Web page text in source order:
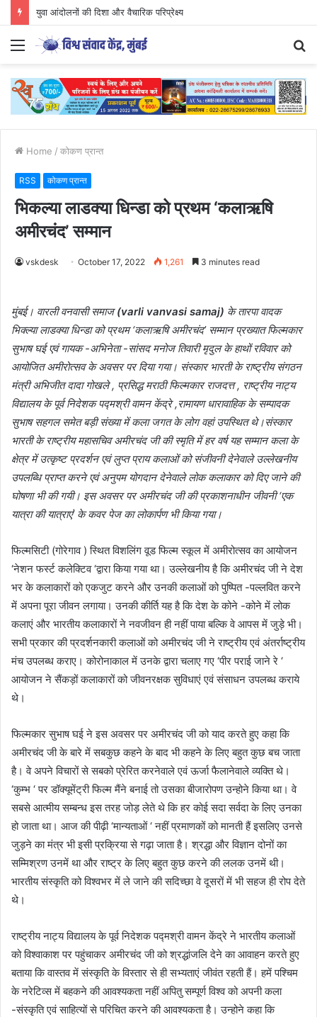
युवा आंदोलनों की दिशा और वैचारिक परिप्रेक्ष्य
Menu
Home / कोकण प्रान्त
RSS कोकण प्रान्त
भिकल्या लाडक्या धिन्डा को प्रथम ‘कलाऋषि
अमीरचंद’ सम्मान
vskdesk October 17, 2022 1,261 3 minutes read
मुंबई। वारली वनवासी समाज(varli vanvasi samaj) के तारपा वादक
भिक्ल्या लाडक्या धिन्डा को प्रथम ‘कलाऋषि अमीरचंद’ सम्मान प्रख्यात फिल्मकार
सुभाष घई एवं गायक -अभिनेता -सांसद मनोज तिवारी मृदुल के हाथों रविवार को
आयोजित अमीरोत्सव के अवसर पर दिया गया। संस्कार भारती के राष्ट्रीय संगठन
मंत्री अभिजीत दादा गोखले , प्रसिद्ध मराठी फिल्मकार राजदत्त , राष्ट्रीय नाट्य
विद्यालय के पूर्व निदेशक पद्मश्री वामन केंद्रे ,रामायण धारावाहिक के सम्पादक
सुभाष सहगल समेत बड़ी संख्या में कला जगत के लोग वहां उपस्थित थे।संस्कार
भारती के राष्ट्रीय महासचिव अमीरचंद जी की स्मृति में हर वर्ष यह सम्मान कला के
क्षेत्र में उत्कृष्ट प्रदर्शन एवं लुप्त प्राय कलाओं को संजीवनी देनेवाले उल्लेखनीय
उपलब्धि प्राप्त करने एवं अनुपम योगदान देनेवाले लोक कलाकार को दिए जाने की
घोषणा भी की गयी। इस अवसर पर अमीरचंद जी की प्रकाशनाधीन जीवनी ‘एक
यात्रा की यात्राएं’ के कवर पेज का लोकार्पण भी किया गया।
फिल्मसिटी (गोरेगाव ) स्थित विशलिंग वूड फिल्म स्कूल में अमीरोत्सव का आयोजन
‘नेशन फर्स्ट कलेक्टिव ‘द्वारा किया गया था। उल्लेखनीय है कि अमीरचंद जी ने देश
भर के कलाकारों को एकजुट करने और उनकी कलाओं को पुष्पित -पल्लवित करने
में अपना पूरा जीवन लगाया। उनकी कीर्ति यह है कि देश के कोने -कोने में लोक
कलाएं और भारतीय कलाकारों ने नवजीवन ही नहीं पाया बल्कि वे आपस में जुड़े भी।
सभी प्रकार की प्रदर्शनकारी कलाओं को अमीरचंद जी ने राष्ट्रीय एवं अंतर्राष्ट्रीय
मंच उपलब्ध कराए। कोरोनाकाल में उनके द्वारा चलाए गए ‘पीर पराई जाने रे ‘
आयोजन ने सैंकड़ों कलाकारों को जीवनरक्षक सुविधाएं एवं संसाधन उपलब्ध कराये
थे।
फिल्मकार सुभाष घई ने इस अवसर पर अमीरचंद जी को याद करते हुए कहा कि
अमीरचंद जी के बारे में सबकुछ कहने के बाद भी कहने के लिए बहुत कुछ बच जाता
है। वे अपने विचारों से सबको प्रेरित करनेवाले एवं ऊर्जा फैलानेवाले व्यक्ति थे।
‘कुम्भ ‘ पर डॉक्यूमेंट्री फिल्म मैंने बनाई तो उसका बीजारोपण उन्होने किया था। वे
सबसे आत्मीय सम्बन्ध इस तरह जोड़ लेते थे कि हर कोई सदा सर्वदा के लिए उनका
हो जाता था। आज की पीढ़ी ‘मान्यताओं ‘ नहीं प्रमाणकों को मानती हैं इसलिए उनसे
जुड़ने का मंत्र भी इसी प्रक्रिया से गढ़ा जाता है। श्रद्धा और विज्ञान दोनों का
सम्मिश्रण उनमें था और राष्ट्र के लिए बहुत कुछ करने की ललक उनमें थी।
भारतीय संस्कृति को विश्वभर में ले जाने की सदिच्छा वे दूसरों में भी सहज ही रोप देते
थे।
राष्ट्रीय नाट्य विद्यालय के पूर्व निदेशक पद्मश्री वामन केंद्रे ने भारतीय कलाओं
को विश्वाकाश पर पहुंचाकर अमीरचंद जी को श्रद्धांजलि देने का आवाहन करते हुए
बताया कि वास्तव में संस्कृति के विस्तार से ही सभ्यताएं जीवंत रहती हैं। हमें पश्चिम
के नरेटिव्स में बहकने की आवश्यकता नहीं अपितु सम्पूर्ण विश्व को अपनी कला
-संस्कृति एवं साहित्यों से परिचित करने की आवश्यकता है। उन्होने कहा कि